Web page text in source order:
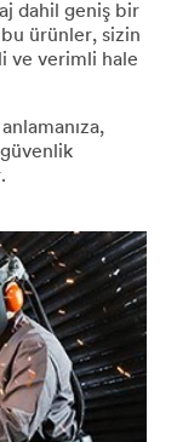
dahil geniş bir
ürünler, sizin
ve verimli hale
güvenlik